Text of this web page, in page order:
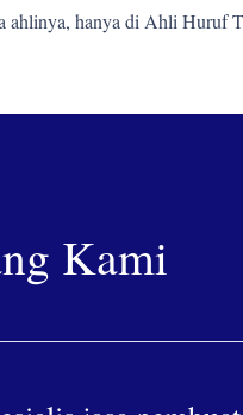
ahlinya, hanya di Ahli Huruf
Kami